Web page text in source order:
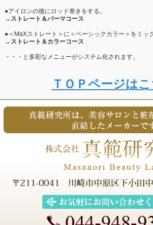
●アイロンの後にロッド巻きをする。
→ ストレート＆パーマコース
●＜MaXストレート＞に＜ベーシックカラー＞をミッ
→ ストレート＆カラーコース
・・・と多彩なメニューがシステム化されます。
ＴＯＰページは